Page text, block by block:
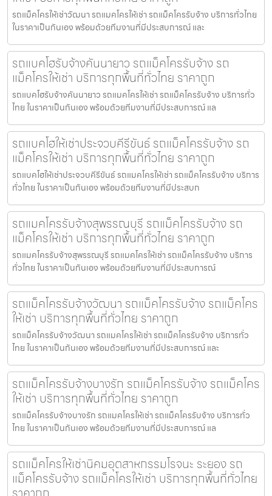
รถแม็คโครให้เช่าวัฒนา รถแมคโครให้เช่า รถแม็คโครรับจ้าง บริการทั่วไทย
ในราคาเป็นกันเอง พร้อมด้วยทีมงานที่มีประสบการณ์ และ
รถแบคโฮรับจ้างคันนายาว รถแม็คโครรับจ้าง รถ
แม็คโครให้เช่า บริการทุกพื้นที่ทั่วไทย ราคาถูก
รถแบคโฮรับจ้างคันนายาว รถแมคโครให้เช่า รถแม็คโครรับจ้าง บริการทั่ว
ไทย ในราคาเป็นกันเอง พร้อมด้วยทีมงานที่มีประสบการณ์ แล
รถแบคโฮให้เช่าประจวบคีรีขันธ์ รถแม็คโครรับจ้าง รถ
แม็คโครให้เช่า บริการทุกพื้นที่ทั่วไทย ราคาถูก
รถแบคโฮให้เช่าประจวบคีรีขันธ์ รถแมคโครให้เช่า รถแม็คโครรับจ้าง บริการ
ทั่วไทย ในราคาเป็นกันเอง พร้อมด้วยทีมงานที่มีประสบก
รถแมคโครรับจ้างสุพรรณบุรี รถแม็คโครรับจ้าง รถ
แม็คโครให้เช่า บริการทุกพื้นที่ทั่วไทย ราคาถูก
รถแมคโครรับจ้างสุพรรณบุรี รถแมคโครให้เช่า รถแม็คโครรับจ้าง บริการ
ทั่วไทย ในราคาเป็นกันเอง พร้อมด้วยทีมงานที่มีประสบการณ์
รถแม็คโครรับจ้างวัฒนา รถแม็คโครรับจ้าง รถแม็คโคร
ให้เช่า บริการทุกพื้นที่ทั่วไทย ราคาถูก
รถแม็คโครรับจ้างวัฒนา รถแมคโครให้เช่า รถแม็คโครรับจ้าง บริการทั่ว
ไทย ในราคาเป็นกันเอง พร้อมด้วยทีมงานที่มีประสบการณ์ และ
รถแม็คโครรับจ้างบางรัก รถแม็คโครรับจ้าง รถแม็คโคร
ให้เช่า บริการทุกพื้นที่ทั่วไทย ราคาถูก
รถแม็คโครรับจ้างบางรัก รถแมคโครให้เช่า รถแม็คโครรับจ้าง บริการทั่ว
ไทย ในราคาเป็นกันเอง พร้อมด้วยทีมงานที่มีประสบการณ์ แล
รถแม็คโครให้เช่านิคมอุตสาหกรรมโรจนะ ระยอง รถ
แม็คโครรับจ้าง รถแม็คโครให้เช่า บริการทุกพื้นที่ทั่วไทย